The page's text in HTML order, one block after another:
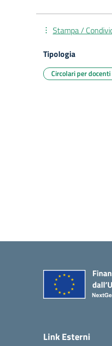
Stampa /
Tipologia
Circolari per docenti
Link Esterni